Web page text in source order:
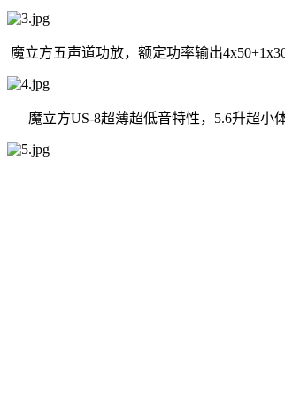
魔立方五声道功放，额定功率输出
魔立方US-8超薄超低音特性， 5.6升超小